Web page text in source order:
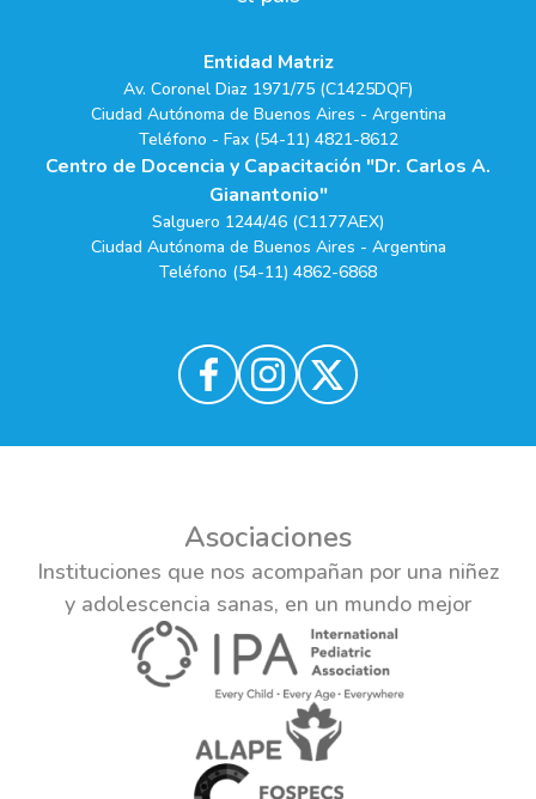
Entidad Matriz
Av. Coronel Diaz 1971/75 (C1425DQF)
Ciudad Autónoma de Buenos Aires - Argentina
Teléfono - Fax (54-11) 4821-8612
Centro de Docencia y Capacitación "Dr. Carlos A.
Gianantonio"
Salguero 1244/46 (C1177AEX)
Ciudad Autónoma de Buenos Aires - Argentina
Teléfono (54-11) 4862-6868
Asociaciones
Instituciones que nos acompañan por una niñez
y adolescencia sanas, en un mundo mejor